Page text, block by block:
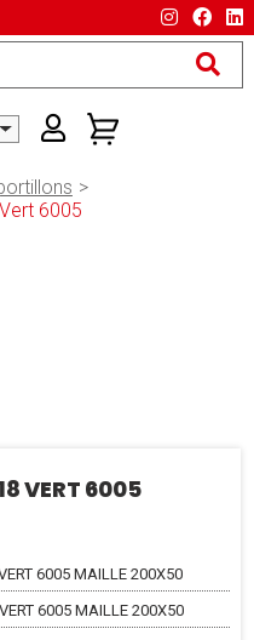
Vert 6005
VERT 6005
6005 MAILLE 200X50
6005 MAILLE 200X50